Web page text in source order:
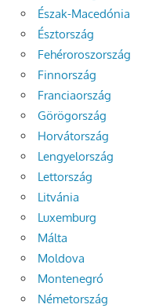
Észak-Macedónia
Észtország
Fehéroroszország
Finnország
Franciaország
Görögország
Horvátország
Lengyelország
Lettország
Litvánia
Luxemburg
Málta
Moldova
Montenegró
Németország